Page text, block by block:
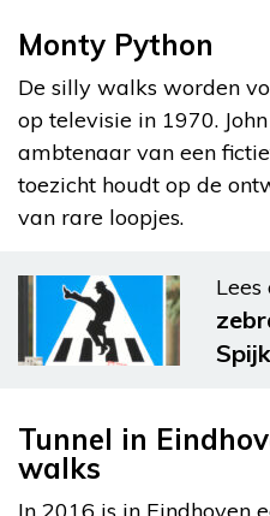
Monty Python
De silly walks worden
op televisie in 1970.
ambtenaar van een
toezicht houdt op de
van rare loopjes.
Lees
Tunnel in
walks